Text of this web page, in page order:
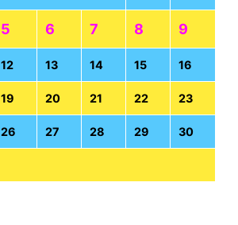
5 6 7 8 9
12 13 14 15 16
19 20 21 22 23
26 27 28 29 30